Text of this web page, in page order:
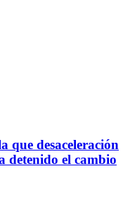
que desaceleración
detenido el cambio